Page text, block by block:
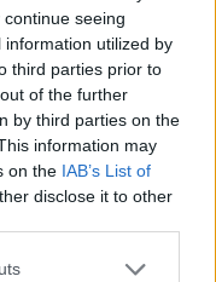
seeing
utilized by
third parties prior to
of the further
by third parties on the
information may
on the IAB’s List of
disclose it to other
i znaleźć nie
second-